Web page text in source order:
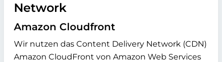
Network
Amazon Cloudfront
Wir nutzen das Content Delivery Network (CDN)
Amazon CloudFront von Amazon Web Services